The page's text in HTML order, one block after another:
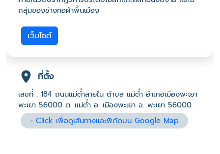
กลุ่มของช่างทอผ้าพื้นเมือง
เว็บไซต์
ที่ตั้ง
เลขที่ : 184 ถนนแม่ต๋ำสายใน ตำบล แม่ต๋ำ อำเภอเมืองพะเยา
พะเยา 56000 ต. แม่ต๋ำ อ. เมืองพะเยา จ. พะเยา 56000
-Click เพื่อดูเส้นทางและพิกัดบน Google Map